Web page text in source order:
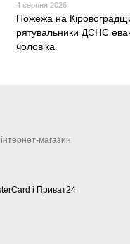
4 серпня 2026
Пожежа на
рятувальники ДСНС
чоловіка
інтернет-магазин